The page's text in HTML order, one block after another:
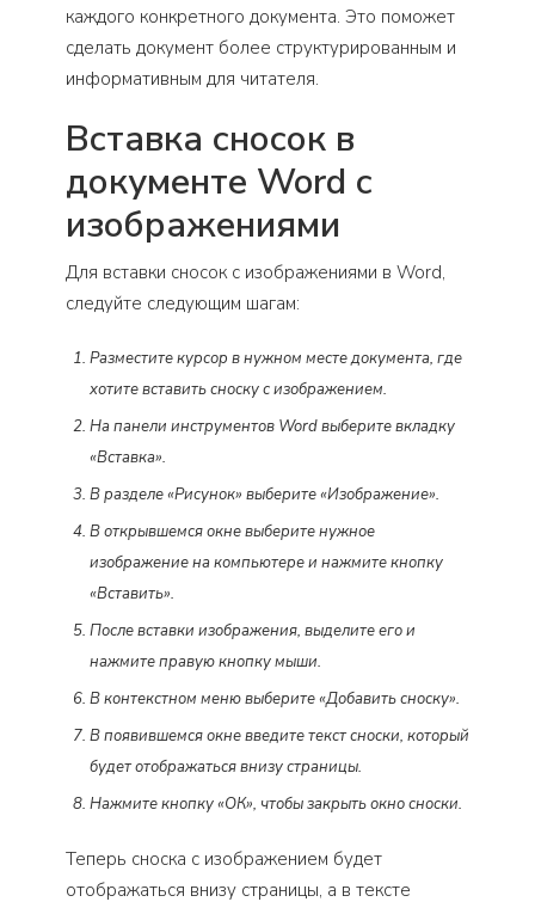
каждого конкретного документа. Это поможет
сделать документ более структурированным и
информативным для читателя.
Вставка сносок в
документе Word с
изображениями
Для вставки сносок с изображениями в Word,
следуйте следующим шагам:
Разместите курсор в нужном месте документа, где
хотите вставить сноску с изображением.
На панели инструментов Word выберите вкладку
«Вставка».
В разделе «Рисунок» выберите «Изображение».
В открывшемся окне выберите нужное
изображение на компьютере и нажмите кнопку
«Вставить».
После вставки изображения, выделите его и
нажмите правую кнопку мыши.
В контекстном меню выберите «Добавить сноску».
В появившемся окне введите текст сноски, который
будет отображаться внизу страницы.
Нажмите кнопку «ОК», чтобы закрыть окно сноски.
Теперь сноска с изображением будет
отображаться внизу страницы, а в тексте